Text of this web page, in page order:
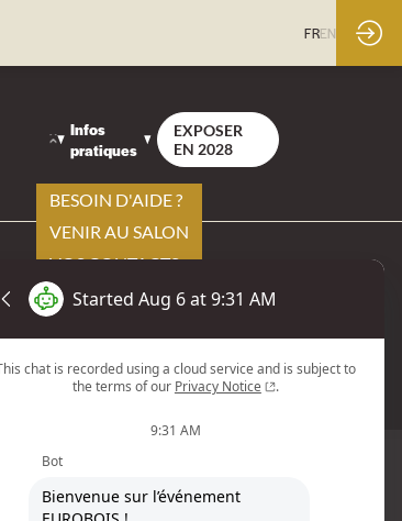
FREN
Infos
pratiques
BESOIN D'AIDE ?
VENIR AU SALON
VOS CONTACTS
EXPOSER
EN 2028